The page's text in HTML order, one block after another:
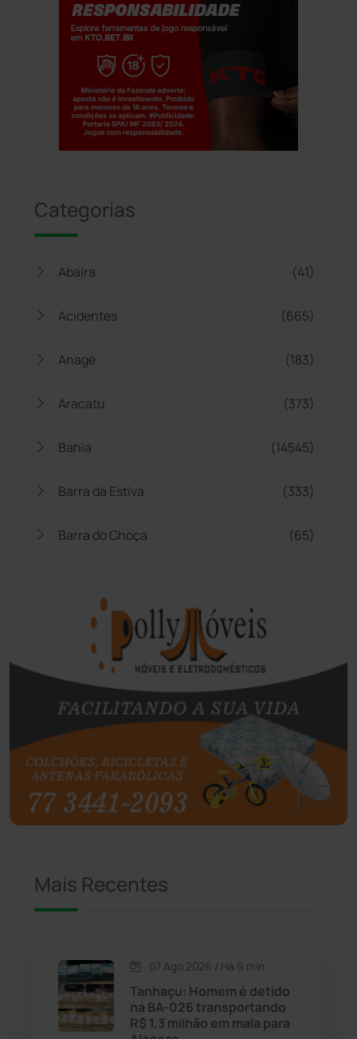
Categorias
Abaíra (41)
Acidentes (665)
Anagé (183)
Aracatu (373)
Bahia (14545)
Barra da Estiva (333)
Barra do Choça (65)
Bom Jesus da Lapa
Boquira
Botuporã (72)
Brasil (7679)
Brumado (31955)
Caetanos
Candiba
Cândido Sales (121)
Mais Recentes
07 Ago 2026 / Há 9 min
Tanhaçu: Homem é detido
na BA-026 transportando
R$ 1,3 milhão em mala para